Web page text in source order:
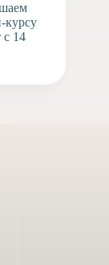
курсу
с 14